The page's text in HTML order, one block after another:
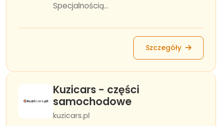
Specjalnością...
Szczegóły
Kuzicars - części
samochodowe
kuzicars.pl